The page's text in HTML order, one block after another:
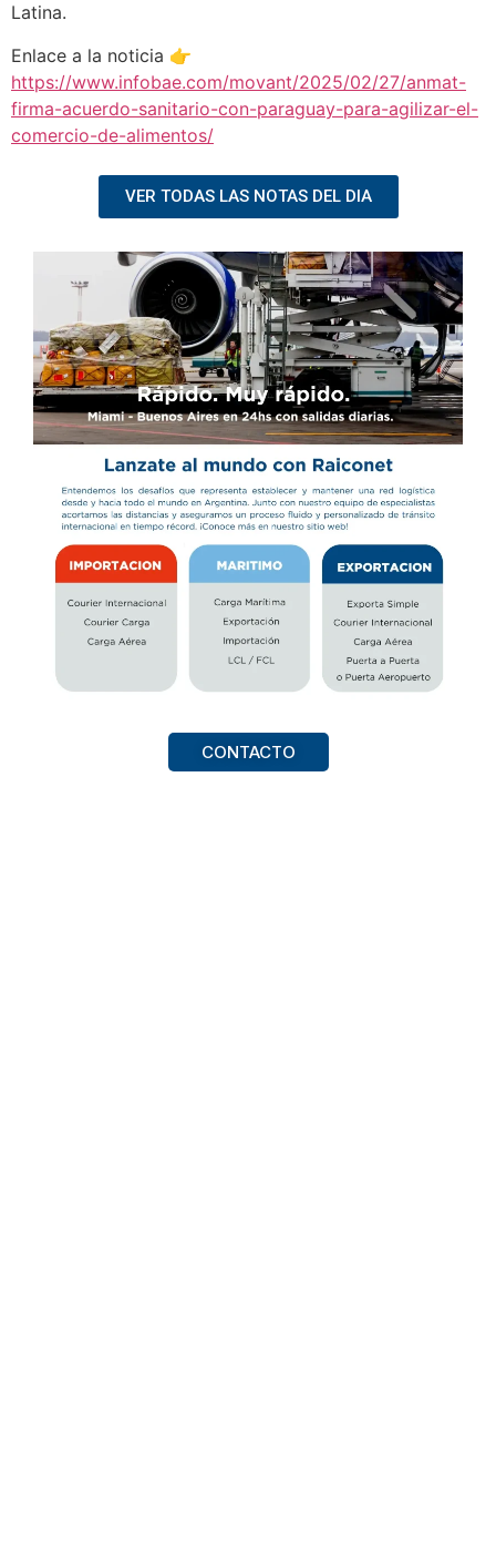
Latina.
Enlace a la noticia 👉
https://www.infobae.com/movant/2025/02/27/anmat-
firma-acuerdo-sanitario-con-paraguay-para-agilizar-el-
comercio-de-alimentos/
VER TODAS LAS NOTAS DEL DIA
CONTACTO